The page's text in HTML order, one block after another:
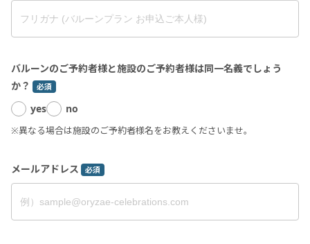
バルーンのご予約者様と施設のご予約者様は同一名義でしょう
か？
必須
yes no
※異なる場合は施設のご予約者様名をお教えくださいませ。
メールアドレス 必須